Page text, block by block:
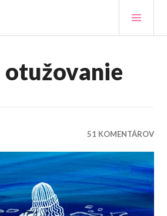
otužovanie
51 KOMENTÁROV